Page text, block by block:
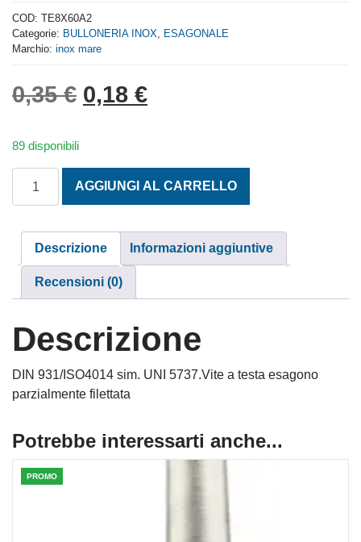
out
of
5
COD: TE8X60A2
Categorie: BULLONERIA INOX, ESAGONALE
Marchio: inox mare
0,35€ Il prezzo originale era:
0,18 €Il prezzo attuale è:
89 disponibili
AGGIUNGI AL CARRELLO
Descrizione Informazioni aggiuntive
Recensioni (0)
Descrizione
DIN 931/ISO4014 sim. UNI 5737.Vite a testa esagono
parzialmente filettata
Potrebbe interessarti anche...
PROMO